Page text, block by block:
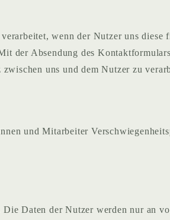
wenn der Nutzer uns
der Absendung des
uns und dem Nutzer zu
und Mitarbeiter
Daten der Nutzer werden nur an